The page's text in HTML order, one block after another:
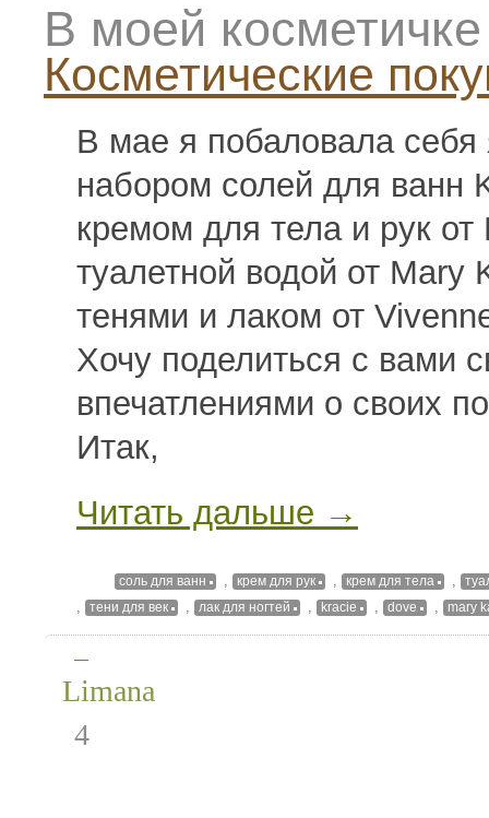
В моей косметичке
Косметические
В мае я побаловала себя
набором солей для ванн
кремом для тела и рук от
туалетной водой от Mary
тенями и лаком от
Хочу поделиться с вами
впечатлениями о своих
Итак,
Читать дальше →
соль для ванн , крем для рук , крем для тела ,
, тени для век , лак для ногтей , kracie , dove , mary
—
Limana
4